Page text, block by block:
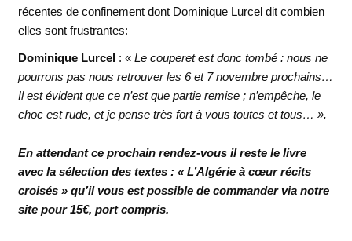
récentes de confinement dont Dominique Lurcel dit combien
elles sont frustrantes:
Dominique Lurcel: « Le couperet est donc tombé : nous ne
pourrons pas nous retrouver les 6 et 7 novembre prochains…
Il est évident que ce n’est que partie remise ; n’empêche, le
choc est rude, et je pense très fort à vous toutes et tous… ».
En attendant ce prochain rendez-vous il reste le livre
avec la sélection des textes : « L’Algérie à cœur récits
croisés » qu’il vous est possible de commander via notre
site pour 15€, port compris.